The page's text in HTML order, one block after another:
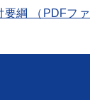
要綱 （PDFファ